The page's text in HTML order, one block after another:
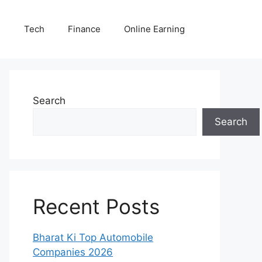
Tech Finance Online Earning
Search
Search
Recent Posts
Bharat Ki Top Automobile
Companies 2026